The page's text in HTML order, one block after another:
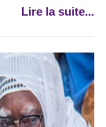
Lire la suite...